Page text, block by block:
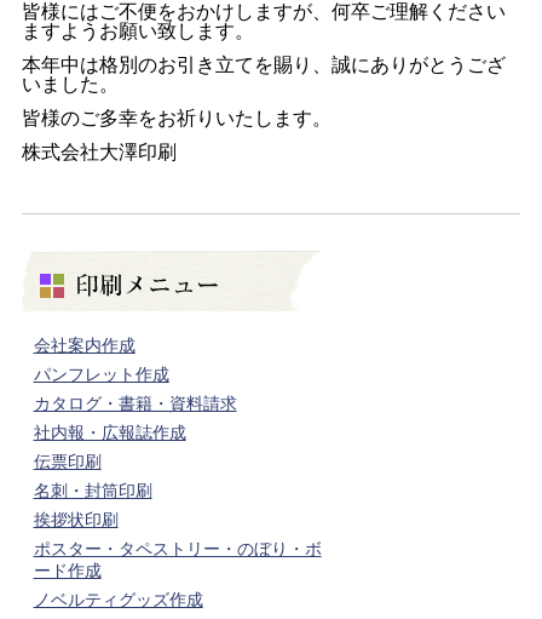
皆様にはご不便をおかけしますが、何卒ご理解ください
ますようお願い致します。
本年中は格別のお引き立てを賜り、誠にありがとうござ
いました。
皆様のご多幸をお祈りいたします。
株式会社大澤印刷
会社案内作成
パンフレット作成
カタログ・書籍・資料請求
社内報・広報誌作成
伝票印刷
名刺・封筒印刷
挨拶状印刷
ポスター・タペストリー・のぼり・ボ
ード作成
ノベルティグッズ作成